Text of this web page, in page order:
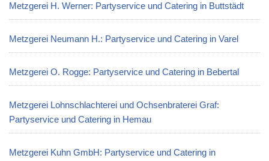
Metzgerei H. Werner: Partyservice und Catering in Buttstädt
Metzgerei Neumann H.: Partyservice und Catering in Varel
Metzgerei O. Rogge: Partyservice und Catering in Bebertal
Metzgerei Lohnschlachterei und Ochsenbraterei Graf:
Partyservice und Catering in Hemau
Metzgerei Kuhn GmbH: Partyservice und Catering in